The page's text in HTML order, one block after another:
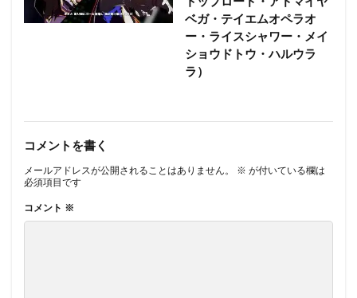
ベガ・テイエムオペラオ
ー・ライスシャワー・メイ
ショウドトウ・ハルウラ
ラ）
コメントを書く
メールアドレスが公開されることはありません。 ※ が付いている欄は
必須項目です
コメント ※